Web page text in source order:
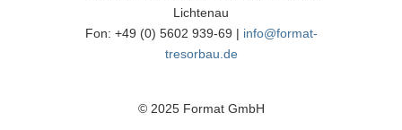
Lichtenau
Fon: +49 (0) 5602 939-69 | info@format-
tresorbau.de
© 2025 Format GmbH